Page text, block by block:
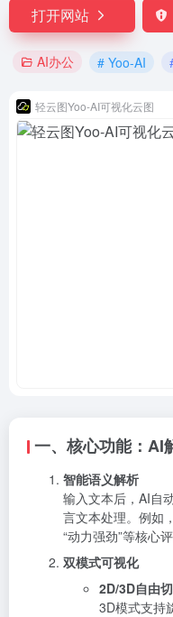
打开网站
AI办公 # Yoo-AI
轻云图Yoo-AI可视化云图
一、核心功能：AI
智能语义解析
输入文本后，AI自
言文本处理。例如
“动力强劲”等核心评
双模式可视化
2D/3D自由
3D模式支持